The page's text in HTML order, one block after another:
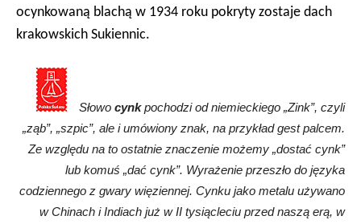
ocynkowaną blachą w 1934 roku pokryty zostaje dach
krakowskich Sukiennic.
Słowo cynkpochodzi od niemieckiego „Zink”, czyli
„ząb”, „szpic”, ale i umówiony znak, na przykład gest palcem.
Ze względu na to ostatnie znaczenie możemy „dostać cynk”
lub komuś „dać cynk”. Wyrażenie przeszło do języka
codziennego z gwary więziennej. Cynku jako metalu używano
w Chinach i Indiach już w II tysiącleciu przed naszą erą, w